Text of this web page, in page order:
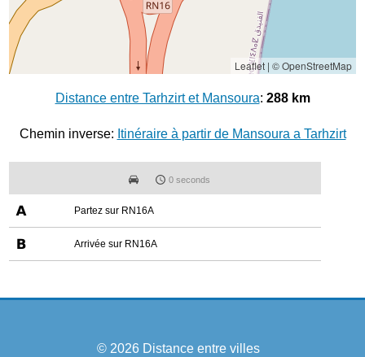
Leaflet| © OpenStreetMap
Distance entre Tarhzirt et Mansoura: 288 km
Chemin inverse: Itinéraire à partir de Mansoura a Tarhzirt
0 seconds
Partez sur RN16A
Arrivée sur RN16A
© 2026 Distance entre villes